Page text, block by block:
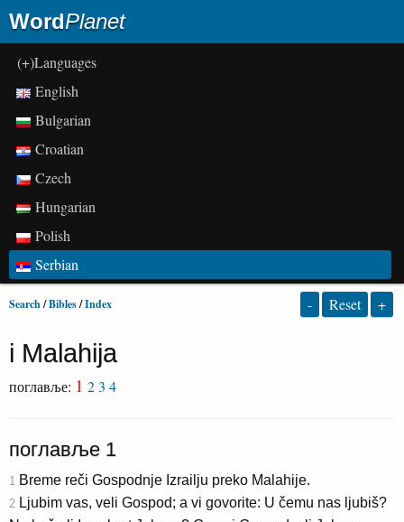
WordPlanet
(+)Languages
English
Bulgarian
Croatian
Czech
Hungarian
Polish
Serbian
Search/Bibles/Index - Reset +
i Malahija
поглавље: 1 23 4
поглавље 1
1 Breme reči Gospodnje Izrailju preko Malahije.
2 Ljubim vas, veli Gospod; a vi govorite: U čemu nas ljubiš?